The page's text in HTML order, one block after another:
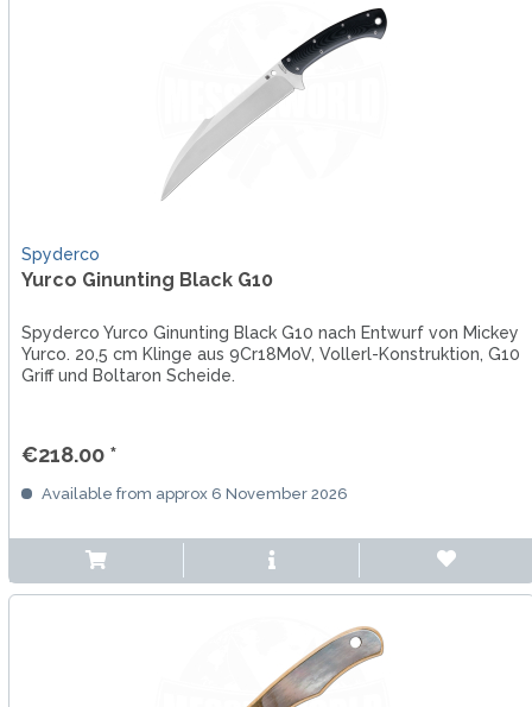
Spyderco
Yurco Ginunting Black G10
Spyderco Yurco Ginunting Black G10 nach Entwurf von Mickey
Yurco. 20,5 cm Klinge aus 9Cr18MoV, Vollerl-Konstruktion, G10
Griff und Boltaron Scheide.
€218.00 *
Available from approx 6 November 2026